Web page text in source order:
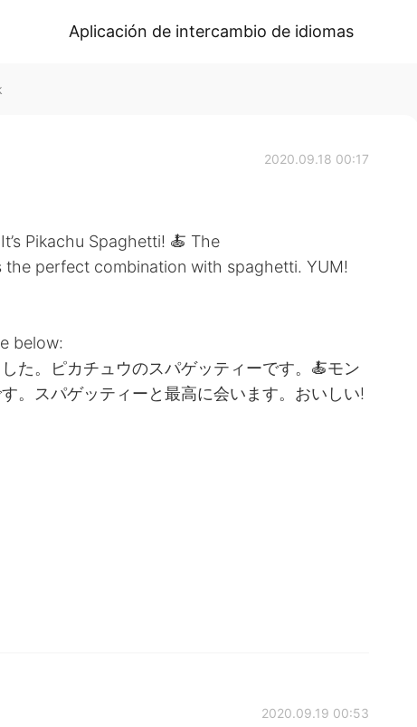
Aplicación de intercambio de idiomas
2020.09.18 00:17
Pikachu Spaghetti! 🍝 The
the perfect combination with spaghetti. YUM!
below:
。ピカチュウのスパゲッティーです。🍝モン
。スパゲッティーと最高に会います。おいしい!
2020.09.19 00:53